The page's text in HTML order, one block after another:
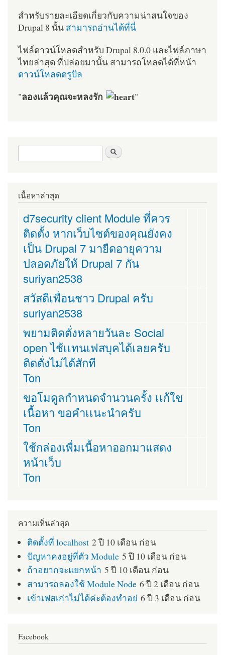
สำหรับรายละเอียดเกี่ยวกับความน่าสนใจของ
Drupal 8 นั้น สามารถอ่านได้ที่นี่
ไฟล์ดาวน์โหลดสำหรับ Drupal 8.0.0 และไฟล์ภาษา
ไทยล่าสุด ที่ปล่อยมานั้น สามารถโหลดได้ที่หน้า
ดาวน์โหลดดรูปัล
"ลองแล้วคุณจะหลงรัก "
ฟอร์มค้นหา
เนื้อหาล่าสุด
d7security client Module ที่ควร
ติดตั้ง หากเว็บไซต์ของคุณยังคง
เป็น Drupal 7 มายืดอายุความ
ปลอดภัยให้ Drupal 7 กัน
suriyan2538
สวัสดีเพื่อนชาว Drupal ครับ
suriyan2538
พยามติดตั่งหลายวันละ Social
open ไช้เเทนเฟสบุคได้เลยครับ
ติดตั่งไม่ได้สักที
Ton
ขอโมดูลกำหนดจำนวนครั้ง เเก้ใข
เนื้อหา ขอคำเเนะนำครับ
Ton
ใช้กล่องเพื่มเนื้อหาออกมาแสดง
หน้าเว็บ
Ton
ความเห็นล่าสุด
ติดตั้งที่ localhost 2 ปี 10 เดือน ก่อน
ปัญหาคงอยู่ที่ตัว Module 5 ปี 10 เดือน ก่อน
ถ้าอยากจะแยกหน้า 5 ปี 10 เดือน ก่อน
สามารถลองใช้ Module Node 6 ปี 2 เดือน ก่อน
เข้าเฟสเก่าไม่ได้ค่ะต้องทำอย่ 6 ปี 3 เดือน ก่อน
Facebook